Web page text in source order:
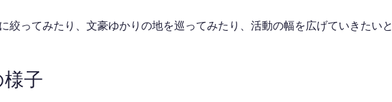
絞ってみたり、文豪ゆかりの地を巡ってみたり、活動の幅を広げていきたいと
子